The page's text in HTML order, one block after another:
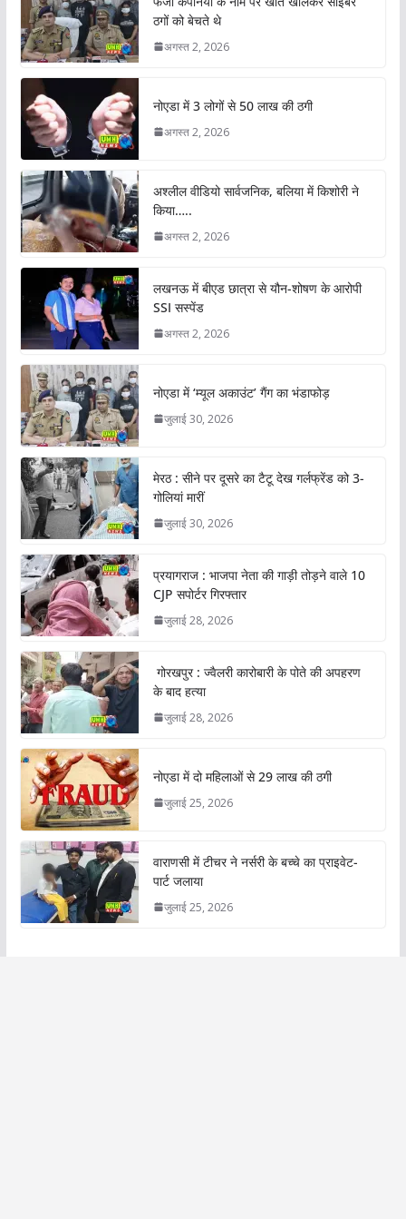
ठगों को बेचते थे
अगस्त 2, 2026
नोएडा में 3 लोगों से 50 लाख की ठगी
अगस्त 2, 2026
अश्लील वीडियो सार्वजनिक, बलिया में किशोरी ने
किया…..
अगस्त 2, 2026
लखनऊ में बीएड छात्रा से यौन-शोषण के आरोपी
SSI सस्पेंड
अगस्त 2, 2026
नोएडा में ‘म्यूल अकाउंट’ गैंग का भंडाफोड़
जुलाई 30, 2026
मेरठ : सीने पर दूसरे का टैटू देख गर्लफ्रेंड को 3-
गोलियां मारीं
जुलाई 30, 2026
प्रयागराज : भाजपा नेता की गाड़ी तोड़ने वाले 10
CJP सपोर्टर गिरफ्तार
जुलाई 28, 2026
गोरखपुर : ज्वैलरी कारोबारी के पोते की अपहरण
के बाद हत्या
जुलाई 28, 2026
नोएडा में दो महिलाओं से 29 लाख की ठगी
जुलाई 25, 2026
वाराणसी में टीचर ने नर्सरी के बच्चे का प्राइवेट-
पार्ट जलाया
जुलाई 25, 2026